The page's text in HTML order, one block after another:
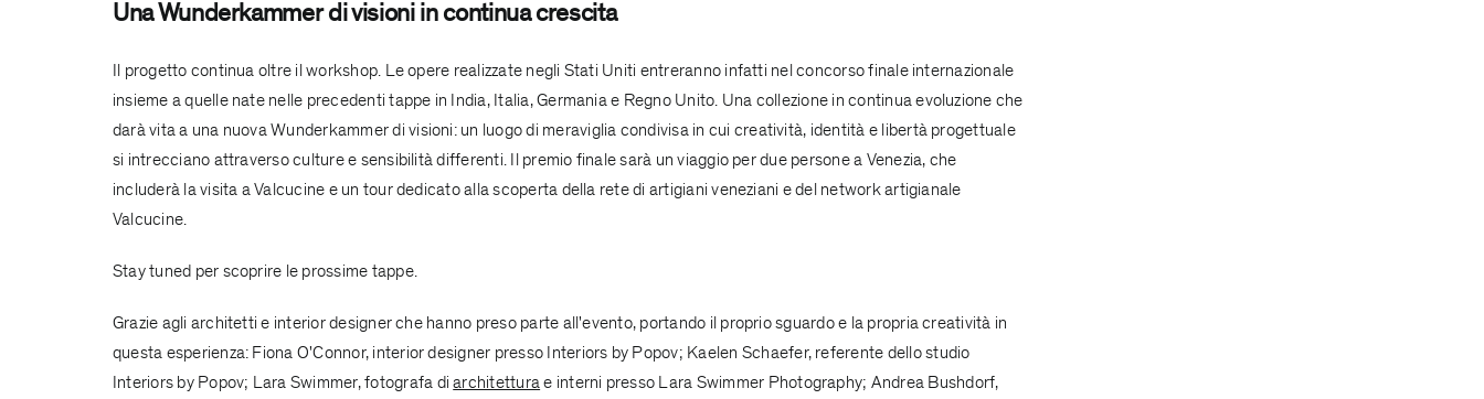
Una Wunderkammer di visioni in continua crescita
Il progetto continua oltre il workshop. Le opere realizzate negli Stati Uniti entreranno infatti nel concorso finale internazionale
insieme a quelle nate nelle precedenti tappe in India, Italia, Germania e Regno Unito. Una collezione in continua evoluzione che
darà vita a una nuova Wunderkammer di visioni: un luogo di meraviglia condivisa in cui creatività, identità e libertà progettuale
si intrecciano attraverso culture e sensibilità differenti. Il premio finale sarà un viaggio per due persone a Venezia, che
includerà la visita a Valcucine e un tour dedicato alla scoperta della rete di artigiani veneziani e del network artigianale
Valcucine.
Stay tuned per scoprire le prossime tappe.
Grazie agli architetti e interior designer che hanno preso parte all'evento, portando il proprio sguardo e la propria creatività in
questa esperienza: Fiona O'Connor, interior designer presso Interiors by Popov; Kaelen Schaefer, referente dello studio
Interiors by Popov; Lara Swimmer, fotografa diarchitetturae interni presso Lara Swimmer Photography; Andrea Bushdorf,